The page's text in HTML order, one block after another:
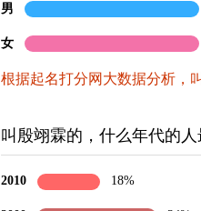
男
女
根据起名打分网大数据分析，
叫殷翊霖的，什么年代的人
2010 18%